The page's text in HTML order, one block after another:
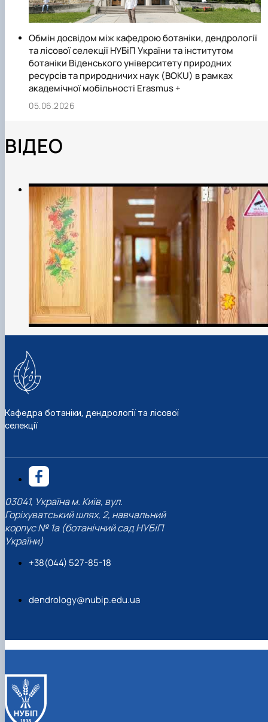
Обмін досвідом між кафедрою ботаніки, дендрології
та лісової селекції НУБіП України та інститутом
ботаніки Віденського університету природних
ресурсів та природничих наук (BOKU) в рамках
академічної мобільності Erasmus +
05.06.2026
ВІДЕО
Кафедра ботаніки, дендрології та лісової
селекції
03041, Україна м. Київ, вул.
Горіхуватський шлях, 2, навчальний
корпус № 1а (ботанічний сад НУБіП
України)
+38(044) 527-85-18
dendrology@nubip.edu.ua